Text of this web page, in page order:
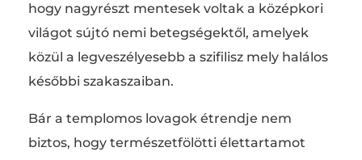
hogy nagyrészt mentesek voltak a középkori
világot sújtó nemi betegségektől, amelyek
közül a legveszélyesebb a szifilisz mely halálos
későbbi szakaszaiban.
Bár a templomos lovagok étrendje nem
biztos, hogy természetfölötti élettartamot